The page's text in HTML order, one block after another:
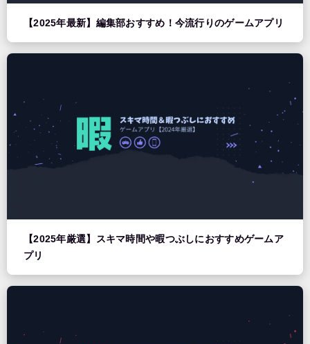
【2025年最新】編集部おすすめ！今流行りのゲームアプリ
【2025年厳選】スキマ時間や暇つぶしにおすすめゲームア
プリ